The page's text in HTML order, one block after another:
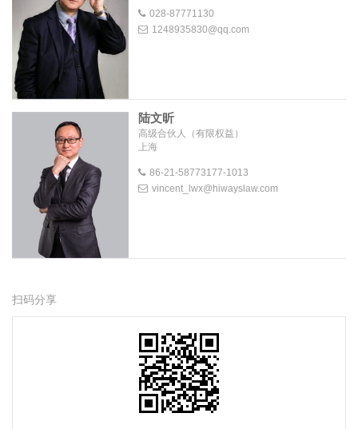
028-87771130
1248935830@qq.com
陆文昕
高级合伙人（有限权益）
上海
86-21-58773177-1013
vincent_lwx@hiwayslaw.com
扫码分享